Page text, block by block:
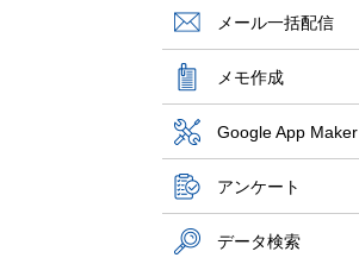
メール一括配信
メモ作成
Google App Maker
アンケート
データ検索